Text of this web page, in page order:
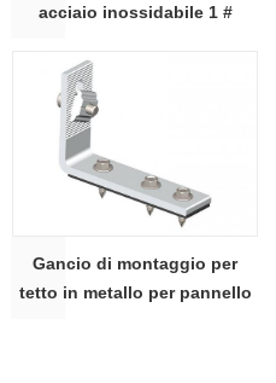
acciaio inossidabile 1 #
Gancio di montaggio per
tetto in metallo per pannello